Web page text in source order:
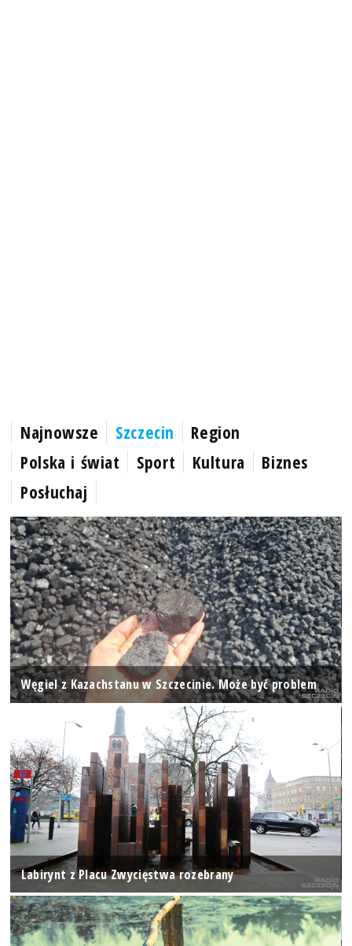
Najnowsze Szczecin
Region
Polska i świat
Sport Kultura
Biznes
Posłuchaj
Węgiel z Kazachstanu w Szczecinie. Może być problem
Labirynt z Placu Zwycięstwa rozebrany